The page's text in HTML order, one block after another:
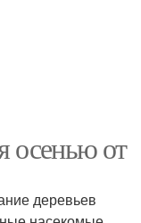
осенью от
деревьев